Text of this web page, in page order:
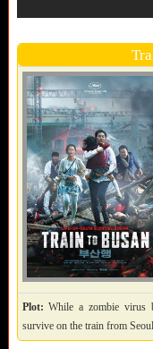
Plot: While a zombie virus
survive on the train from